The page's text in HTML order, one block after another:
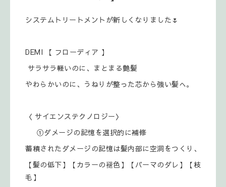
システムトリートメントが新しくなりました🌷
DEMI 【 フローディア 】
サラサラ軽いのに、まとまる艶髪
やわらかいのに、うねりが整った芯から強い髪へ。
〈 サイエンステクノロジー〉
①ダメージの記憶を選択的に補修
蓄積されたダメージの記憶は髪内部に空洞をつくり、
【髪の低下】【カラーの褪色】【パーマのダレ】【枝
毛】